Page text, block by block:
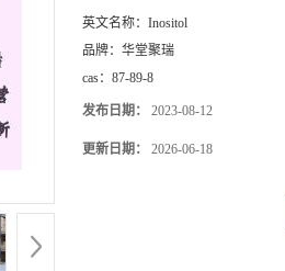
英文名称： Inositol
品牌： 华堂聚瑞
cas： 87-89-8
发布日期： 2023-08-12
更新日期： 2026-06-18